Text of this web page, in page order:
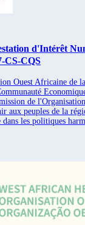
d'Intérêt
CS-CQS
Ouest Africaine de
de
aux peuples de la
les politiques